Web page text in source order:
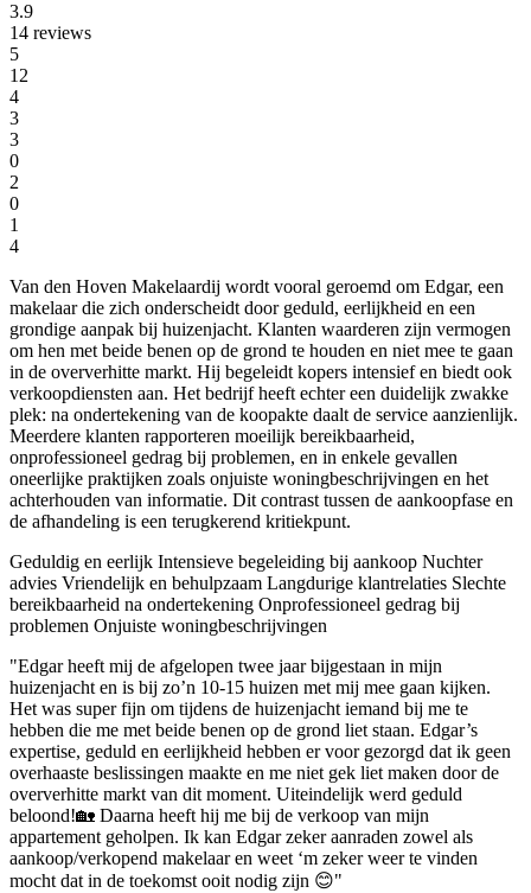
3.9
14 reviews
5
12
4
3
3
0
2
0
1
4
Van den Hoven Makelaardij wordt vooral geroemd om Edgar, een
makelaar die zich onderscheidt door geduld, eerlijkheid en een
grondige aanpak bij huizenjacht. Klanten waarderen zijn vermogen
om hen met beide benen op de grond te houden en niet mee te gaan
in de oververhitte markt. Hij begeleidt kopers intensief en biedt ook
verkoopdiensten aan. Het bedrijf heeft echter een duidelijk zwakke
plek: na ondertekening van de koopakte daalt de service aanzienlijk.
Meerdere klanten rapporteren moeilijk bereikbaarheid,
onprofessioneel gedrag bij problemen, en in enkele gevallen
oneerlijke praktijken zoals onjuiste woningbeschrijvingen en het
achterhouden van informatie. Dit contrast tussen de aankoopfase en
de afhandeling is een terugkerend kritiekpunt.
Geduldig en eerlijk Intensieve begeleiding bij aankoop Nuchter
advies Vriendelijk en behulpzaam Langdurige klantrelaties Slechte
bereikbaarheid na ondertekening Onprofessioneel gedrag bij
problemen Onjuiste woningbeschrijvingen
"Edgar heeft mij de afgelopen twee jaar bijgestaan in mijn
huizenjacht en is bij zo’n 10-15 huizen met mij mee gaan kijken.
Het was super fijn om tijdens de huizenjacht iemand bij me te
hebben die me met beide benen op de grond liet staan. Edgar’s
expertise, geduld en eerlijkheid hebben er voor gezorgd dat ik geen
overhaaste beslissingen maakte en me niet gek liet maken door de
oververhitte markt van dit moment. Uiteindelijk werd geduld
beloond!🏡 Daarna heeft hij me bij de verkoop van mijn
appartement geholpen. Ik kan Edgar zeker aanraden zowel als
aankoop/verkopend makelaar en weet ‘m zeker weer te vinden
mocht dat in de toekomst ooit nodig zijn 😊"